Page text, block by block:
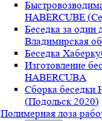
HABERCUBE
Беседка за один
Владимирская
Беседка
Изготовление
HABERCUBA
Сборка беседки
(Подольск 2020)
Полимерная лоза